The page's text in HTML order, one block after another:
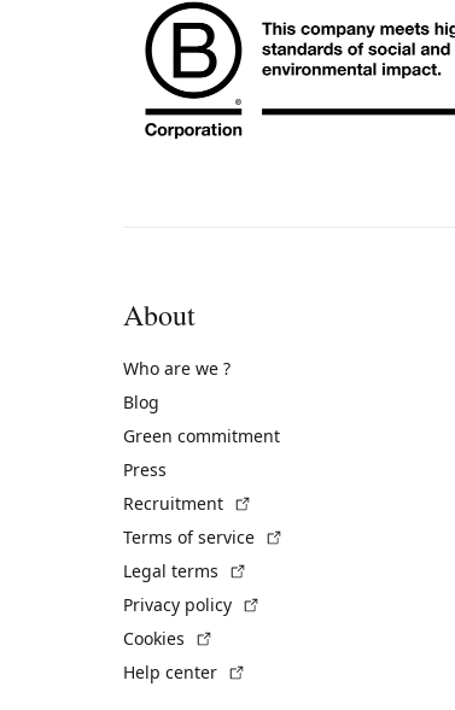
About
Who are we ?
Blog
Green commitment
Press
Recruitment
Terms of service
Legal terms
Privacy policy
Cookies
Help center